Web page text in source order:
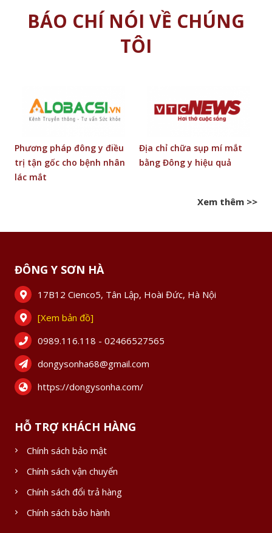
BÁO CHÍ NÓI VỀ CHÚNG
TÔI
Phương pháp đông y điều
trị tận gốc cho bệnh nhân
lác mắt
Địa chỉ chữa sụp mí mắt
bằng Đông y hiệu quả
Xem thêm >>
ĐÔNG Y SƠN HÀ
17B12 Cienco5, Tân Lập, Hoài Đức, Hà Nội
[Xem bản đồ]
0989.116.118 - 02466527565
dongysonha68@gmail.com
https://dongysonha.com/
HỖ TRỢ KHÁCH HÀNG
Chính sách bảo mật
Chính sách vận chuyển
Chính sách đổi trả hàng
Chính sách bảo hành